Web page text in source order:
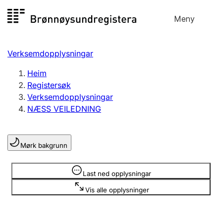
til
Meny
Registersøk
Aksjeselskap
Enkeltpersonføretak
Registrere, endre, slette
Lag og foreining
Registrere, endre, slette
Verksemdopplysningar
Heim
Registersøk
Verksemdopplysningar
NÆSS VEILEDNING
Mørk bakgrunn
Last ned opplysningar
Vis alle opplysninger
Opplysninger er skjult